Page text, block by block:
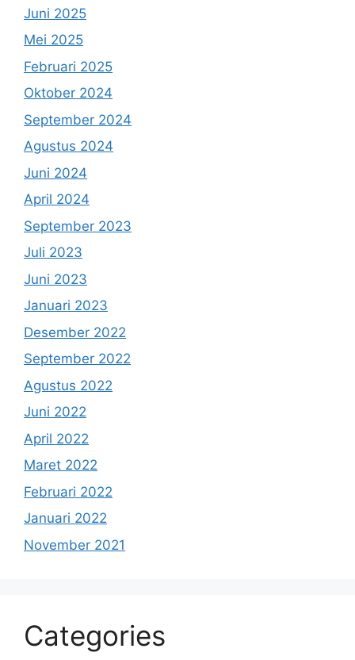
Juni 2025
Mei 2025
Februari 2025
Oktober 2024
September 2024
Agustus 2024
Juni 2024
April 2024
September 2023
Juli 2023
Juni 2023
Januari 2023
Desember 2022
September 2022
Agustus 2022
Juni 2022
April 2022
Maret 2022
Februari 2022
Januari 2022
November 2021
Categories